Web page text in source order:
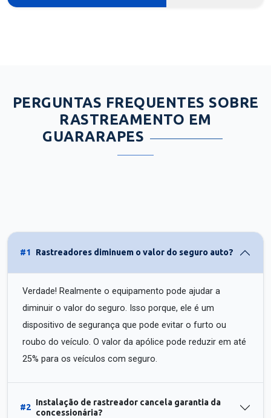
PERGUNTAS FREQUENTES SOBRE
RASTREAMENTO EM
GUARARAPES
#1 Rastreadores diminuem o valor do seguro auto?
Verdade! Realmente o equipamento pode ajudar a
diminuir o valor do seguro. Isso porque, ele é um
dispositivo de segurança que pode evitar o furto ou
roubo do veículo. O valor da apólice pode reduzir em até
25% para os veículos com seguro.
#2
Instalação de rastreador cancela garantia da
concessionária?